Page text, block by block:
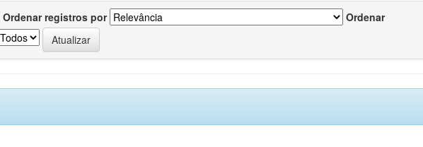
Ordenar registros por
Ordenar